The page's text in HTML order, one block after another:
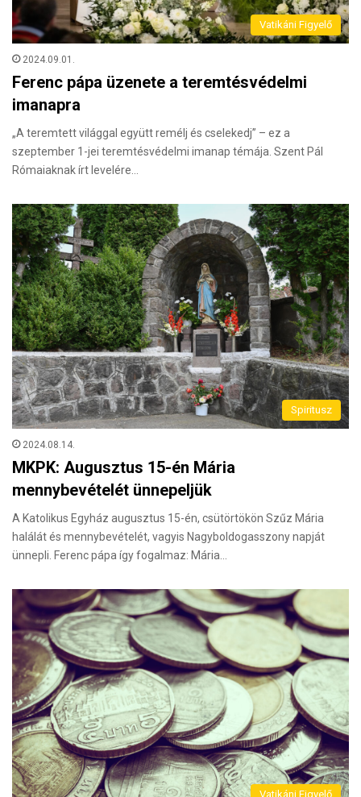
Vatikáni Figyelő
2024.09.01.
Ferenc pápa üzenete a teremtésvédelmi
imanapra
„A teremtett világgal együtt remélj és cselekedj” – ez a
szeptember 1-jei teremtésvédelmi imanap témája. Szent Pál
Rómaiaknak írt levelére…
Spiritusz
2024.08.14.
MKPK: Augusztus 15-én Mária
mennybevételét ünnepeljük
A Katolikus Egyház augusztus 15-én, csütörtökön Szűz Mária
halálát és mennybevételét, vagyis Nagyboldogasszony napját
ünnepli. Ferenc pápa így fogalmaz: Mária…
Vatikáni Figyelő